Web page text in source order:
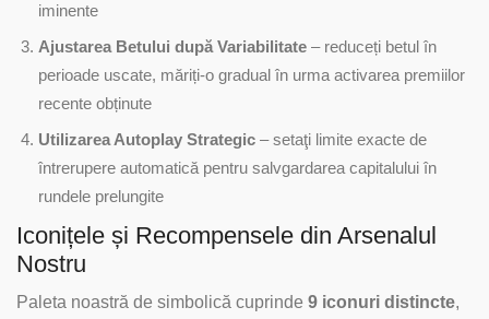
iminente
Ajustarea Betului după Variabilitate – reduceți betul în
perioade uscate, măriți-o gradual în urma activarea premiilor
recente obținute
Utilizarea Autoplay Strategic – setaţi limite exacte de
întrerupere automatică pentru salvgardarea capitalului în
rundele prelungite
Iconițele și Recompensele din Arsenalul
Nostru
Paleta noastră de simbolică cuprinde 9 iconuri distincte,